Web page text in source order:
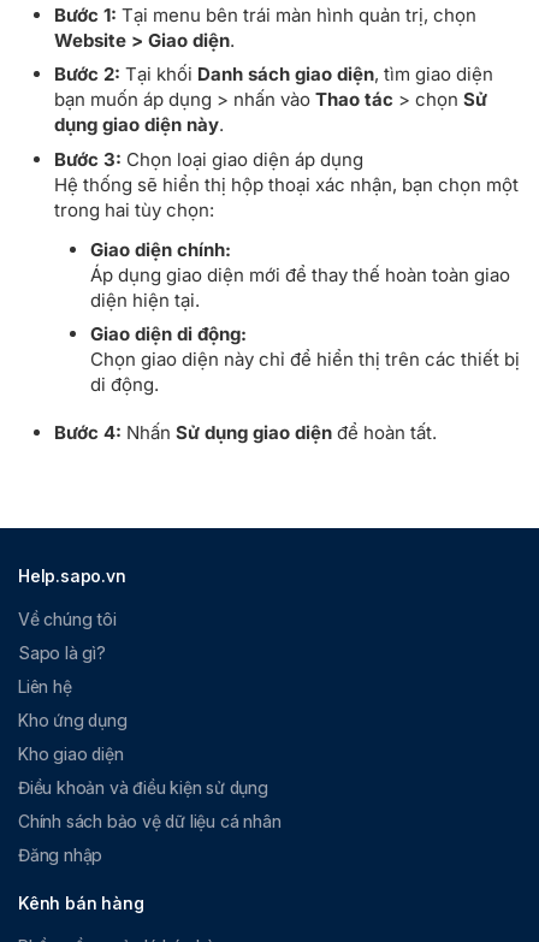
Bước 1: Tại menu bên trái màn hình quản trị, chọn
Website > Giao diện.
Bước 2: Tại khối Danh sách giao diện, tìm giao diện
bạn muốn áp dụng > nhấn vào Thao tác > chọn Sử
dụng giao diện này.
Bước 3: Chọn loại giao diện áp dụng
Hệ thống sẽ hiển thị hộp thoại xác nhận, bạn chọn một
trong hai tùy chọn:
Giao diện chính:
Áp dụng giao diện mới để thay thế hoàn toàn giao
diện hiện tại.
Giao diện di động:
Chọn giao diện này chỉ để hiển thị trên các thiết bị
di động.
Bước 4: Nhấn Sử dụng giao diện để hoàn tất.
Help.sapo.vn
Về chúng tôi
Sapo là gì?
Liên hệ
Kho ứng dụng
Kho giao diện
Điều khoản và điều kiện sử dụng
Chính sách bảo vệ dữ liệu cá nhân
Đăng nhập
Kênh bán hàng